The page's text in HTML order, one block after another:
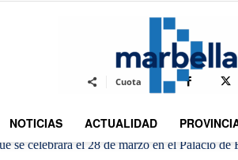
DMarbella
NOTICIAS ACTUALIDAD
Cuota
se celebrará el 28 de marzo en el Palacio de